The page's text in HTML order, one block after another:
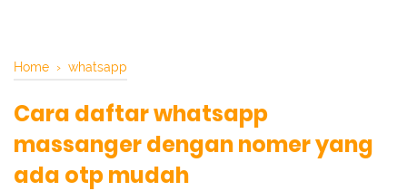
Home › whatsapp
Cara daftar whatsapp
massanger dengan nomer yang
ada otp mudah